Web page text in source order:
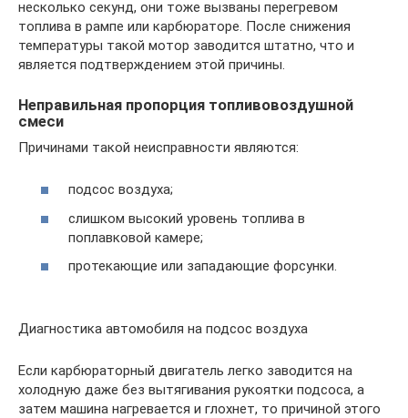
несколько секунд, они тоже вызваны перегревом
топлива в рампе или карбюраторе. После снижения
температуры такой мотор заводится штатно, что и
является подтверждением этой причины.
Неправильная пропорция топливовоздушной
смеси
Причинами такой неисправности являются:
подсос воздуха;
слишком высокий уровень топлива в
поплавковой камере;
протекающие или западающие форсунки.
Диагностика автомобиля на подсос воздуха
Если карбюраторный двигатель легко заводится на
холодную даже без вытягивания рукоятки подсоса, а
затем машина нагревается и глохнет, то причиной этого